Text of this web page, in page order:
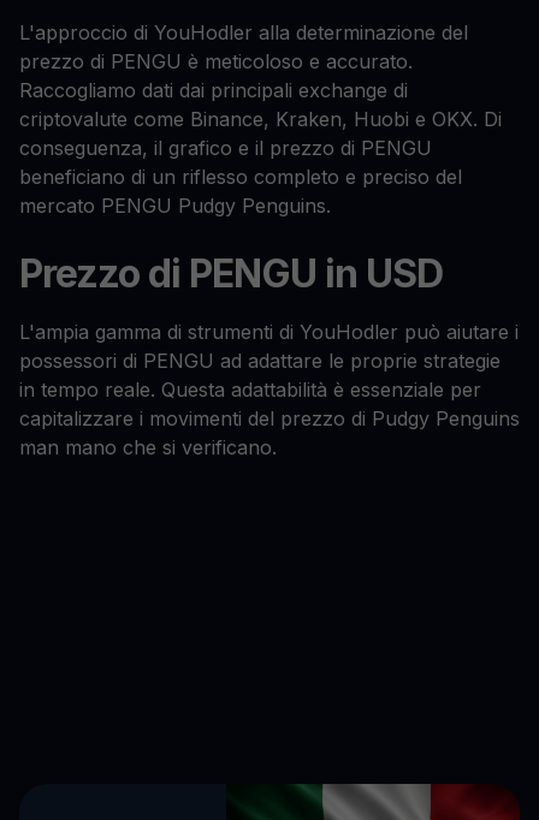
L'approccio di YouHodler alla determinazione del
prezzo di PENGU è meticoloso e accurato.
Raccogliamo dati dai principali exchange di
criptovalute come Binance, Kraken, Huobi e OKX. Di
conseguenza, il grafico e il prezzo di PENGU
beneficiano di un riflesso completo e preciso del
mercato PENGU Pudgy Penguins.
Prezzo di PENGU in USD
L'ampia gamma di strumenti di YouHodler può aiutare i
possessori di PENGU ad adattare le proprie strategie
in tempo reale. Questa adattabilità è essenziale per
capitalizzare i movimenti del prezzo di Pudgy Penguins
man mano che si verificano.